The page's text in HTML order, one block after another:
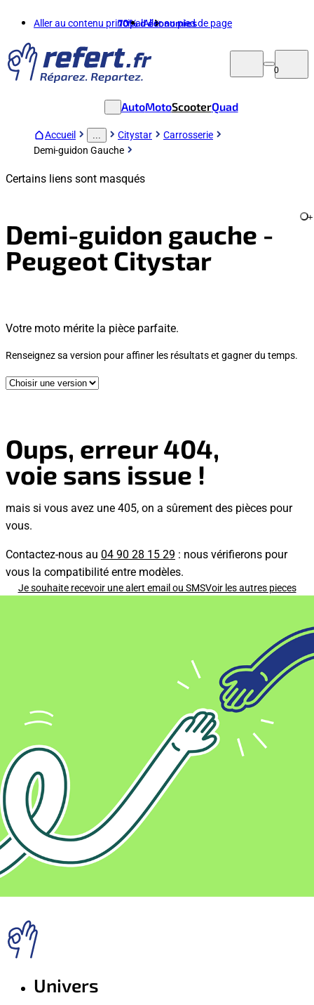
Aller au contenu principalAller au pied de page
70%d'économies
0
AutoMotoScooterQuad
Accueil Citystar
Carrosserie
Demi-guidon Gauche
Certains liens sont masqués
Demi-guidon gauche -
Peugeot Citystar
+
Votre moto mérite la pièce parfaite.
Renseignez sa version pour affiner les résultats et gagner du temps.
Oups, erreur 404,
voie sans issue !
mais si vous avez une 405, on a sûrement des pièces pour
vous.
Contactez-nous au 04 90 28 15 29 : nous vérifierons pour
vous la compatibilité entre modèles.
Je souhaite recevoir une alert email ou SMSVoir les autres pieces
Univers